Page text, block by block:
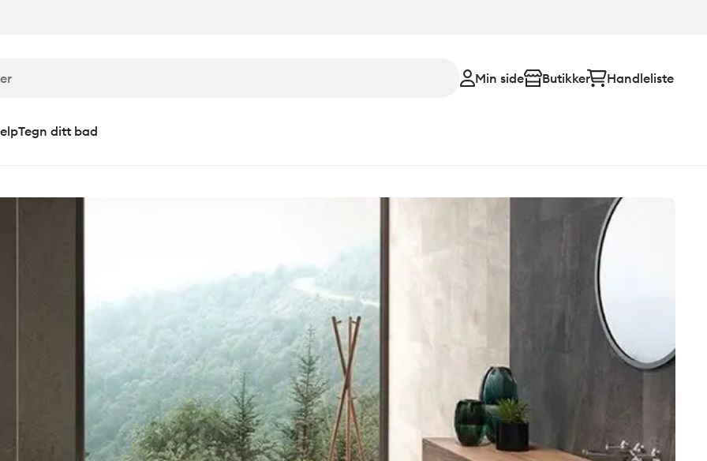
Min side Butikker Handleliste
Tegn ditt bad